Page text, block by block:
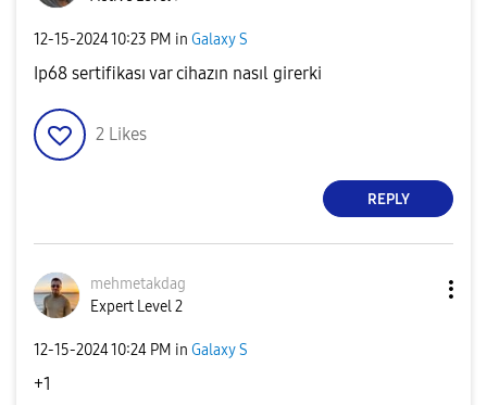
‎12-15-202410:23 PM in Galaxy S
Ip68 sertifikası var cihazın nasıl girerki
2 Likes
REPLY
mehmetakdag
Expert Level 2
‎12-15-202410:24 PM in Galaxy S
+1